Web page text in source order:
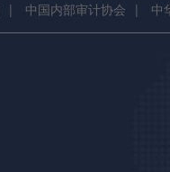
| 中国内部审计协会 | 中